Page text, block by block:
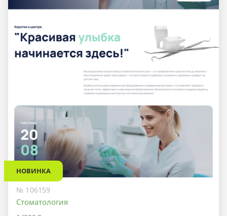
НОВИНКА
№ 106159
Стоматология